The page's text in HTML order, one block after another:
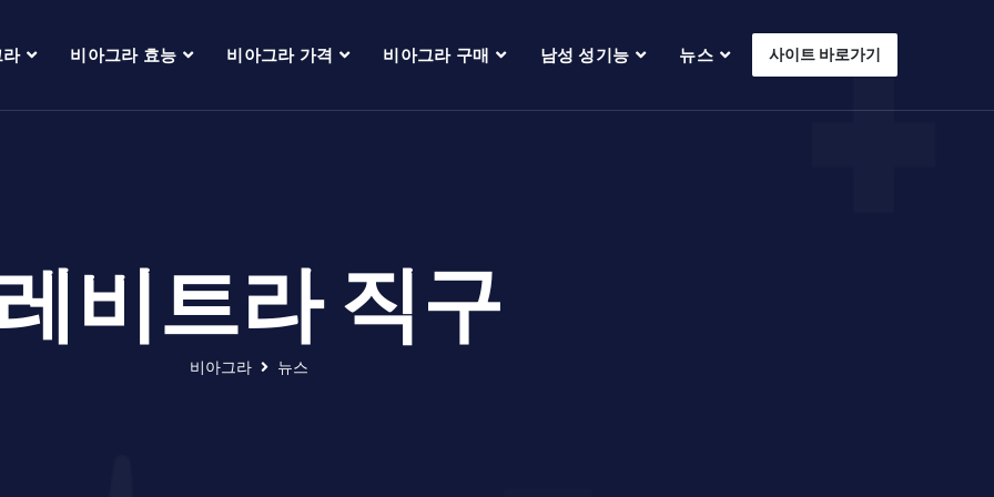
비아그라 효능 비아그라 가격 비아그라 구매 남성 성기능 뉴스 사이트 바로가기
비트라 직구
비아그라 뉴스